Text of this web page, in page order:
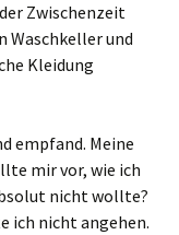
Zwischenzeit
Waschkeller und
Kleidung
empfand. Meine
mir vor, wie ich
nicht wollte?
ich nicht angehen.